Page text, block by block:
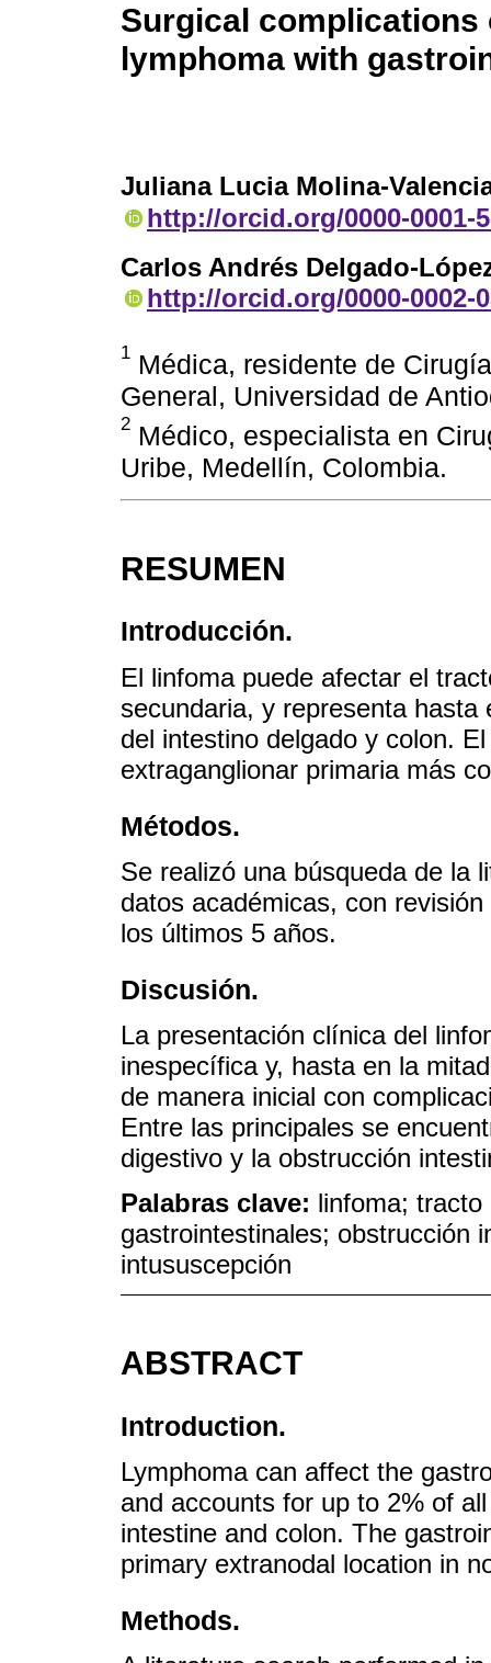
Surgical complications
lymphoma with
Juliana Lucia Molina-
http://orcid.org/0000-0001-
Carlos Andrés Delgado-
http://orcid.org/0000-0002-
1 Médica, residente de
General, Universidad de
2 Médico, especialista en
Uribe, Medellín, Colombia.
RESUMEN
Introducción.
El linfoma puede afectar el
secundaria, y representa
del intestino delgado y colon.
extraganglionar primaria más
Métodos.
Se realizó una búsqueda de la
datos académicas, con
los últimos 5 años.
Discusión.
La presentación clínica del
inespecífica y, hasta en la
de manera inicial con
Entre las principales se
digestivo y la obstrucción
Palabras clave: linfoma; tracto
gastrointestinales; obstrucción
intususcepción
ABSTRACT
Introduction.
Lymphoma can affect the
and accounts for up to 2% of
intestine and colon. The
primary extranodal location in
Methods.